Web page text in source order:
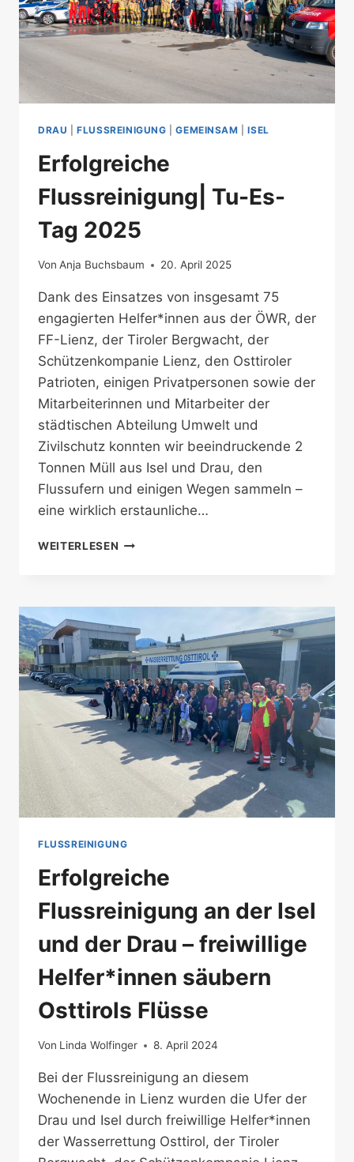
DRAU |FLUSSREINIGUNG |GEMEINSAM |ISEL
Erfolgreiche
Flussreinigung| Tu-Es-
Tag 2025
Von Anja Buchsbaum 20. April 2025
Dank des Einsatzes von insgesamt 75
engagierten Helfer*innen aus der ÖWR, der
FF-Lienz, der Tiroler Bergwacht, der
Schützenkompanie Lienz, den Osttiroler
Patrioten, einigen Privatpersonen sowie der
Mitarbeiterinnen und Mitarbeiter der
städtischen Abteilung Umwelt und
Zivilschutz konnten wir beeindruckende 2
Tonnen Müll aus Isel und Drau, den
Flussufern und einigen Wegen sammeln –
eine wirklich erstaunliche…
WEITERLESEN ERFOLGREICHE
TAG
2025
FLUSSREINIGUNG
Erfolgreiche
Flussreinigung an der Isel
und der Drau – freiwillige
Helfer*innen säubern
Osttirols Flüsse
Von Linda Wolfinger 8. April 2024
Bei der Flussreinigung an diesem
Wochenende in Lienz wurden die Ufer der
Drau und Isel durch freiwillige Helfer*innen
der Wasserrettung Osttirol, der Tiroler